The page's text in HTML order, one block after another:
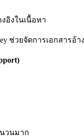
อิงในเนื้อหา
ช่วยจัดการเอกสารอ้า
วนมาก